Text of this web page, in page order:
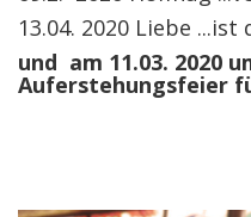
13.04. 2020 Liebe ...ist
und am 11.03. 2020
Auferstehungsfeier